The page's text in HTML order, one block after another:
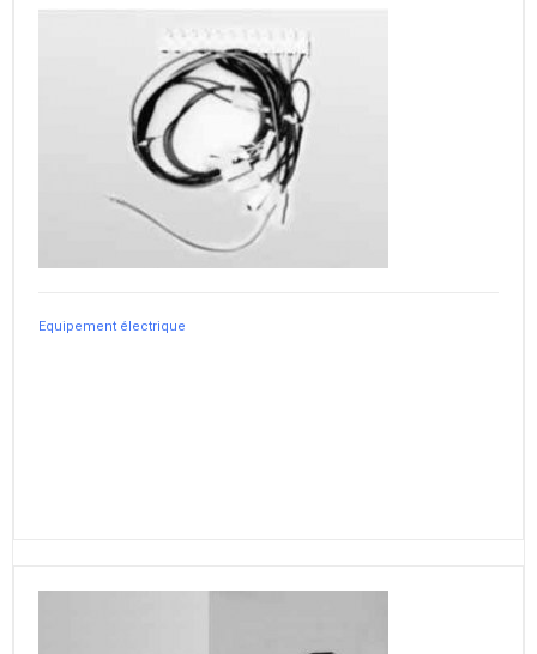
Equipement électrique